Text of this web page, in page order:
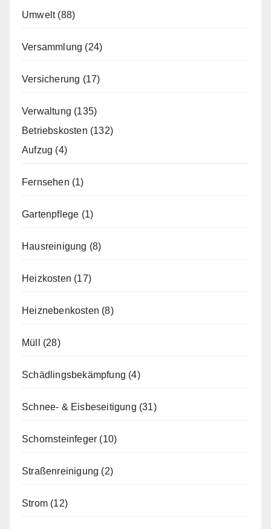
Umwelt(88)
Versammlung (24)
Versicherung (17)
Verwaltung (135)
Betriebskosten (132)
Aufzug (4)
Fernsehen (1)
Gartenpflege (1)
Hausreinigung (8)
Heizkosten (17)
Heiznebenkosten (8)
Müll (28)
Schädlingsbekämpfung (4)
Schnee- & Eisbeseitigung (31)
Schornsteinfeger (10)
Straßenreinigung (2)
Strom (12)